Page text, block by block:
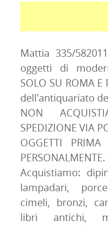
Mattia 335/
oggetti di
SOLO SU ROMA
dell'antiquariato
NON
SPEDIZIONE VIA
OGGETTI
PERSONALMENTE.
Acquistiamo:
lampadari,
cimeli, bronzi,
libri antichi,